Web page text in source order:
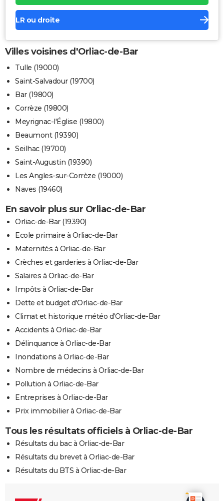
LR ou droite
Villes voisines d'Orliac-de-Bar
Tulle (19000)
Saint-Salvadour (19700)
Bar (19800)
Corrèze (19800)
Meyrignac-l'Église (19800)
Beaumont (19390)
Seilhac (19700)
Saint-Augustin (19390)
Les Angles-sur-Corrèze (19000)
Naves (19460)
En savoir plus sur Orliac-de-Bar
Orliac-de-Bar (19390)
Ecole primaire à Orliac-de-Bar
Maternités à Orliac-de-Bar
Crèches et garderies à Orliac-de-Bar
Salaires à Orliac-de-Bar
Impôts à Orliac-de-Bar
Dette et budget d'Orliac-de-Bar
Climat et historique météo d'Orliac-de-Bar
Accidents à Orliac-de-Bar
Délinquance à Orliac-de-Bar
Inondations à Orliac-de-Bar
Nombre de médecins à Orliac-de-Bar
Pollution à Orliac-de-Bar
Entreprises à Orliac-de-Bar
Prix immobilier à Orliac-de-Bar
Tous les résultats officiels à Orliac-de-Bar
Résultats du bac à Orliac-de-Bar
Résultats du brevet à Orliac-de-Bar
Résultats du BTS à Orliac-de-Bar